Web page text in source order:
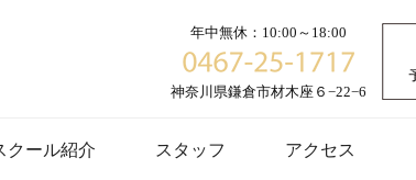
年中無休：10:00～18:00
神奈川県鎌倉市材木座６−22−6
クール紹介 スタッフ アクセス